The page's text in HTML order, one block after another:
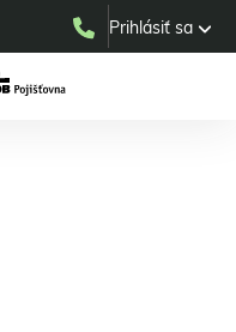
Prihlásiť sa